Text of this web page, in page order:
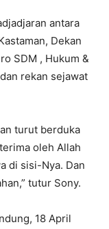
antara
Dekan
SDM , Hukum &
rekan sejawat
turut berduka
oleh Allah
di sisi-Nya. Dan
tutur Sony.
18 April